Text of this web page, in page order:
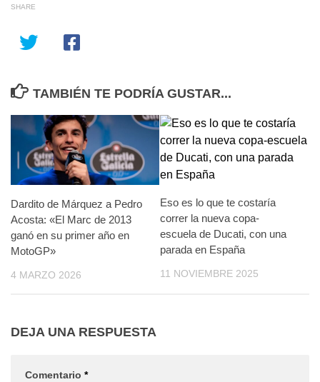
SHARE
TAMBIÉN TE PODRÍA GUSTAR...
Dardito de Márquez a Pedro
Acosta: «El Marc de 2013
ganó en su primer año en
MotoGP»
4 MARZO 2026
Eso es lo que te costaría
correr la nueva copa-
escuela de Ducati, con una
parada en España
11 NOVIEMBRE 2025
DEJA UNA RESPUESTA
Comentario *